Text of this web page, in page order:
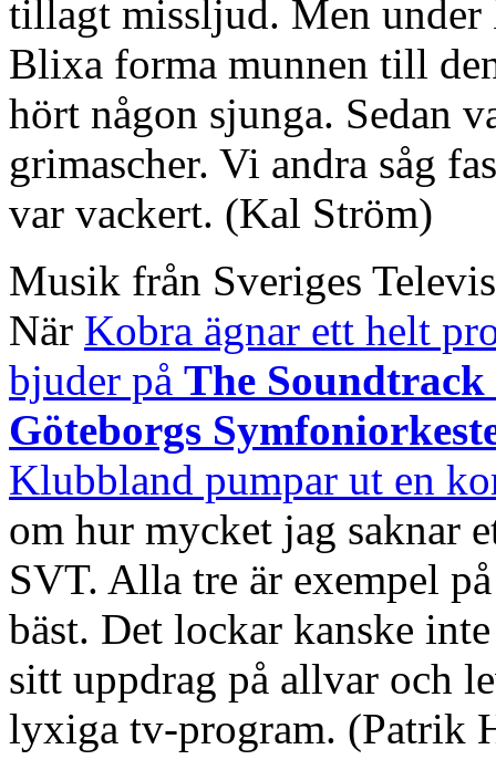
tillagt missljud. Men under
Blixa forma munnen till
hört någon sjunga. Sedan
grimascher. Vi andra såg
var vackert. (Kal Ström)
Musik från Sveriges
När Kobra ägnar ett helt
bjuder på The
Göteborgs
Klubbland pumpar ut en
om hur mycket jag saknar
SVT. Alla tre är exempel
bäst. Det lockar kanske
sitt uppdrag på allvar och
lyxiga tv-program. (Patrik